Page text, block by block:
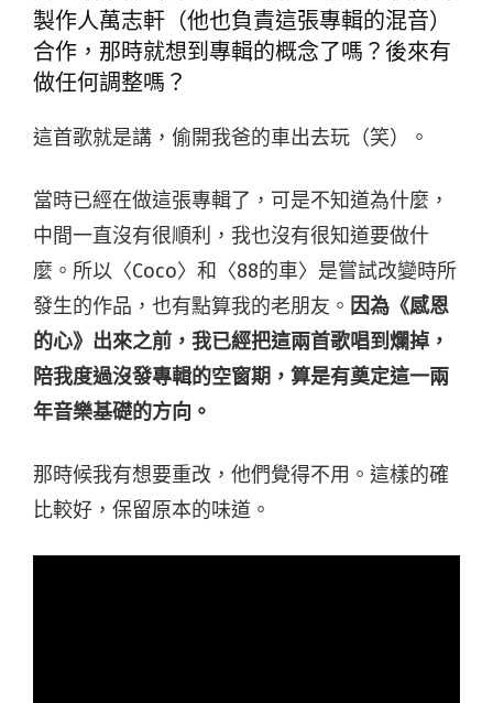
製作人萬志軒（他也負責這張專輯的混音）
合作，那時就想到專輯的概念了嗎？後來有
做任何調整嗎？
這首歌就是講，偷開我爸的車出去玩（笑）。
當時已經在做這張專輯了，可是不知道為什麼，
中間一直沒有很順利，我也沒有很知道要做什
麼。所以〈Coco〉和〈88的車〉是嘗試改變時所
發生的作品，也有點算我的老朋友。 因為《感恩
的心》出來之前，我已經把這兩首歌唱到爛掉，
陪我度過沒發專輯的空窗期，算是有奠定這一兩
年音樂基礎的方向。
那時候我有想要重改，他們覺得不用。這樣的確
比較好，保留原本的味道。